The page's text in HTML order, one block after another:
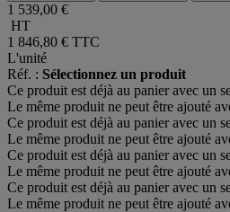
1 539,00 €
HT
1 846,80 € TTC
L'unité
Réf. : Sélectionnez un produit
Ce produit est déjà au panier avec un
Le même produit ne peut être ajouté
Ce produit est déjà au panier avec un
Le même produit ne peut être ajouté
Ce produit est déjà au panier avec un
Le même produit ne peut être ajouté
Ce produit est déjà au panier avec un
Le même produit ne peut être ajouté